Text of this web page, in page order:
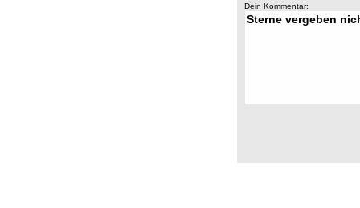
Dein Kommentar: